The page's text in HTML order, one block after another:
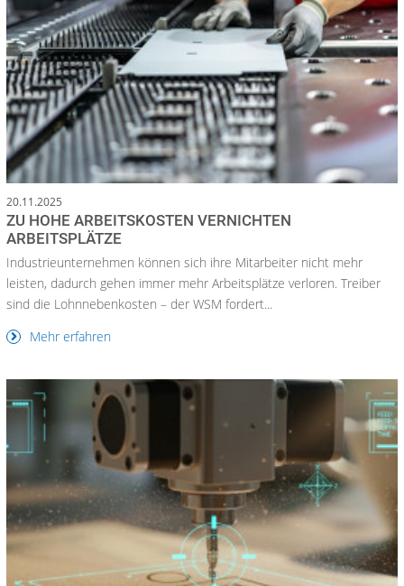
20.11.2025
ZU HOHE ARBEITSKOSTEN VERNICHTEN
ARBEITSPLÄTZE
Industrieunternehmen können sich ihre Mitarbeiter nicht mehr
leisten, dadurch gehen immer mehr Arbeitsplätze verloren. Treiber
sind die Lohnnebenkosten – der WSM fordert...
Mehr erfahren